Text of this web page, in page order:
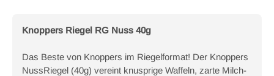
Knoppers Riegel RG Nuss 40g
Das Beste von Knoppers im Riegelformat! Der Knoppers
NussRiegel (40g) vereint knusprige Waffeln, zarte Milch-